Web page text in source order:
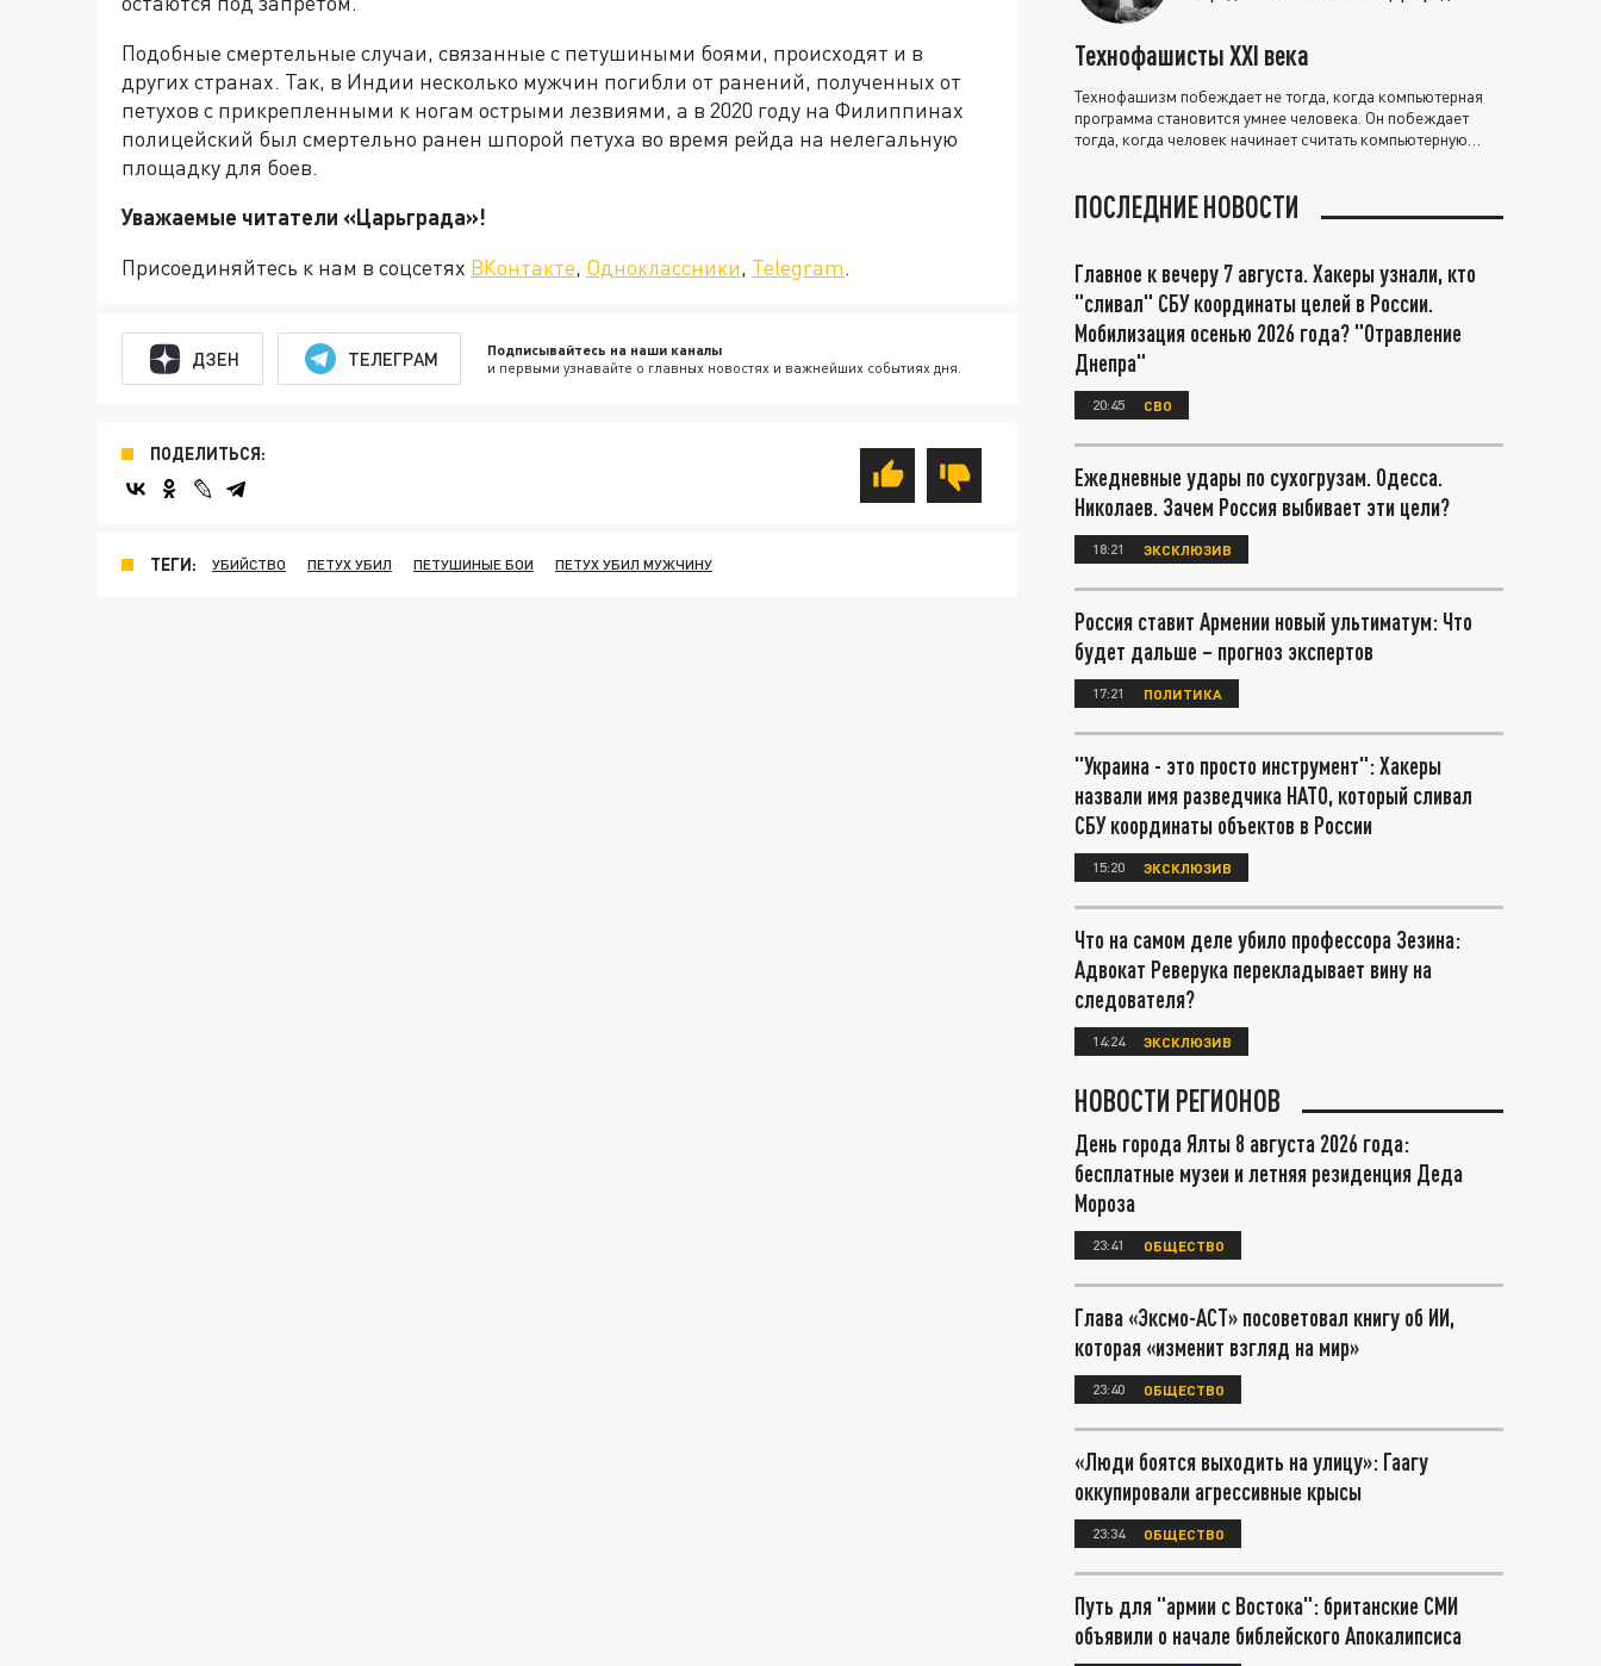
Подобные смертельные случаи, связанные с петушиными боями, происходят и в
других странах. Так, в Индии несколько мужчин погибли от ранений, полученных от
петухов с прикрепленными к ногам острыми лезвиями, а в 2020 году на Филиппинах
полицейский был смертельно ранен шпорой петуха во время рейда на нелегальную
площадку для боев.
Уважаемые читатели «Царьграда»!
Присоединяйтесь к нам в соцсетях ВКонтакте, Одноклассники, Telegram.
ДЗЕН ТЕЛЕГРАМ Подписывайтесь на наши каналы
и первыми узнавайте о главных новостях и важнейших событиях дня.
ПОДЕЛИТЬСЯ:
ТЕГИ: УБИЙСТВО ПЕТУХ УБИЛ ПЕТУШИНЫЕ БОИ ПЕТУХ УБИЛ МУЖЧИНУ
Технофашисты XXI века
Технофашизм побеждает не тогда, когда компьютерная
программа становится умнее человека. Он побеждает
тогда, когда человек начинает считать компьютерную
ПОСЛЕДНИЕ НОВОСТИ
Главное к вечеру 7 августа. Хакеры узнали, кто
"сливал" СБУ координаты целей в России.
Мобилизация осенью 2026 года? "Отравление
Днепра"
20:45 СВО
Ежедневные удары по сухогрузам. Одесса.
Николаев. Зачем Россия выбивает эти цели?
18:21 ЭКСКЛЮЗИВ
Россия ставит Армении новый ультиматум: Что
будет дальше – прогноз экспертов
17:21 ПОЛИТИКА
"Украина - это просто инструмент": Хакеры
назвали имя разведчика НАТО, который сливал
СБУ координаты объектов в России
15:20 ЭКСКЛЮЗИВ
Что на самом деле убило профессора Зезина:
Адвокат Реверука перекладывает вину на
следователя?
14:24 ЭКСКЛЮЗИВ
НОВОСТИ РЕГИОНОВ
День города Ялты 8 августа 2026 года:
бесплатные музеи и летняя резиденция Деда
Мороза
23:41 ОБЩЕСТВО
Глава «Эксмо-АСТ» посоветовал книгу об ИИ,
которая «изменит взгляд на мир»
23:40 ОБЩЕСТВО
«Люди боятся выходить на улицу»: Гаагу
оккупировали агрессивные крысы
23:34 ОБЩЕСТВО
Путь для "армии с Востока": британские СМИ
объявили о начале библейского Апокалипсиса